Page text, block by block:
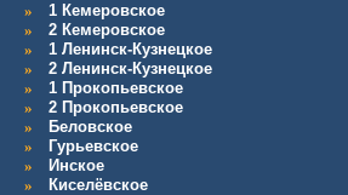
1 Кемеровское
2 Кемеровское
1 Ленинск-Кузнецкое
2 Ленинск-Кузнецкое
1 Прокопьевское
2 Прокопьевское
Беловское
Гурьевское
Инское
Киселёвское